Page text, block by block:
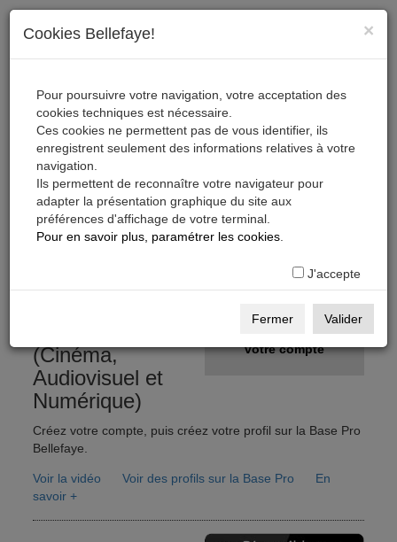
S'inscrire, télécharger,
votre compte
(Cinéma,
Audiovisuel et
Numérique)
Créez votre compte, puis créez votre profil sur la Base Pro
Bellefaye.
Voir la vidéo Voir des profils sur la Base Pro
En
savoir +
×
Cookies Bellefaye!
Pour poursuivre votre navigation, votre acceptation des
cookies techniques est nécessaire.
Ces cookies ne permettent pas de vous identifier, ils
enregistrent seulement des informations relatives à votre
navigation.
Ils permettent de reconnaître votre navigateur pour
adapter la présentation graphique du site aux
préférences d'affichage de votre terminal.
Pour en savoir plus, paramétrer les cookies
J'accepte
Fermer Valider